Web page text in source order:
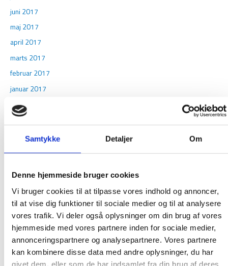
Samtykke Detaljer Om
Denne hjemmeside bruger cookies
Vi bruger cookies til at tilpasse vores indhold og annoncer,
til at vise dig funktioner til sociale medier og til at analysere
vores trafik. Vi deler også oplysninger om din brug af vores
hjemmeside med vores partnere inden for sociale medier,
annonceringspartnere og analysepartnere. Vores partnere
kan kombinere disse data med andre oplysninger, du har
givet dem, eller som de har indsamlet fra din brug af deres
juni 2017
maj 2017
april 2017
marts 2017
februar 2017
januar 2017
december 2016
november 2016
oktober 2016
september 2016
maj 2016
februar 2016
januar 2016
december 2015